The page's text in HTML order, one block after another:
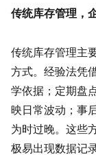
关于我们
传统库存管理，
传统库存管理主
方式。经验法凭
学依据；定期盘
映日常波动；事
为时过晚。这些
极易出现数据记